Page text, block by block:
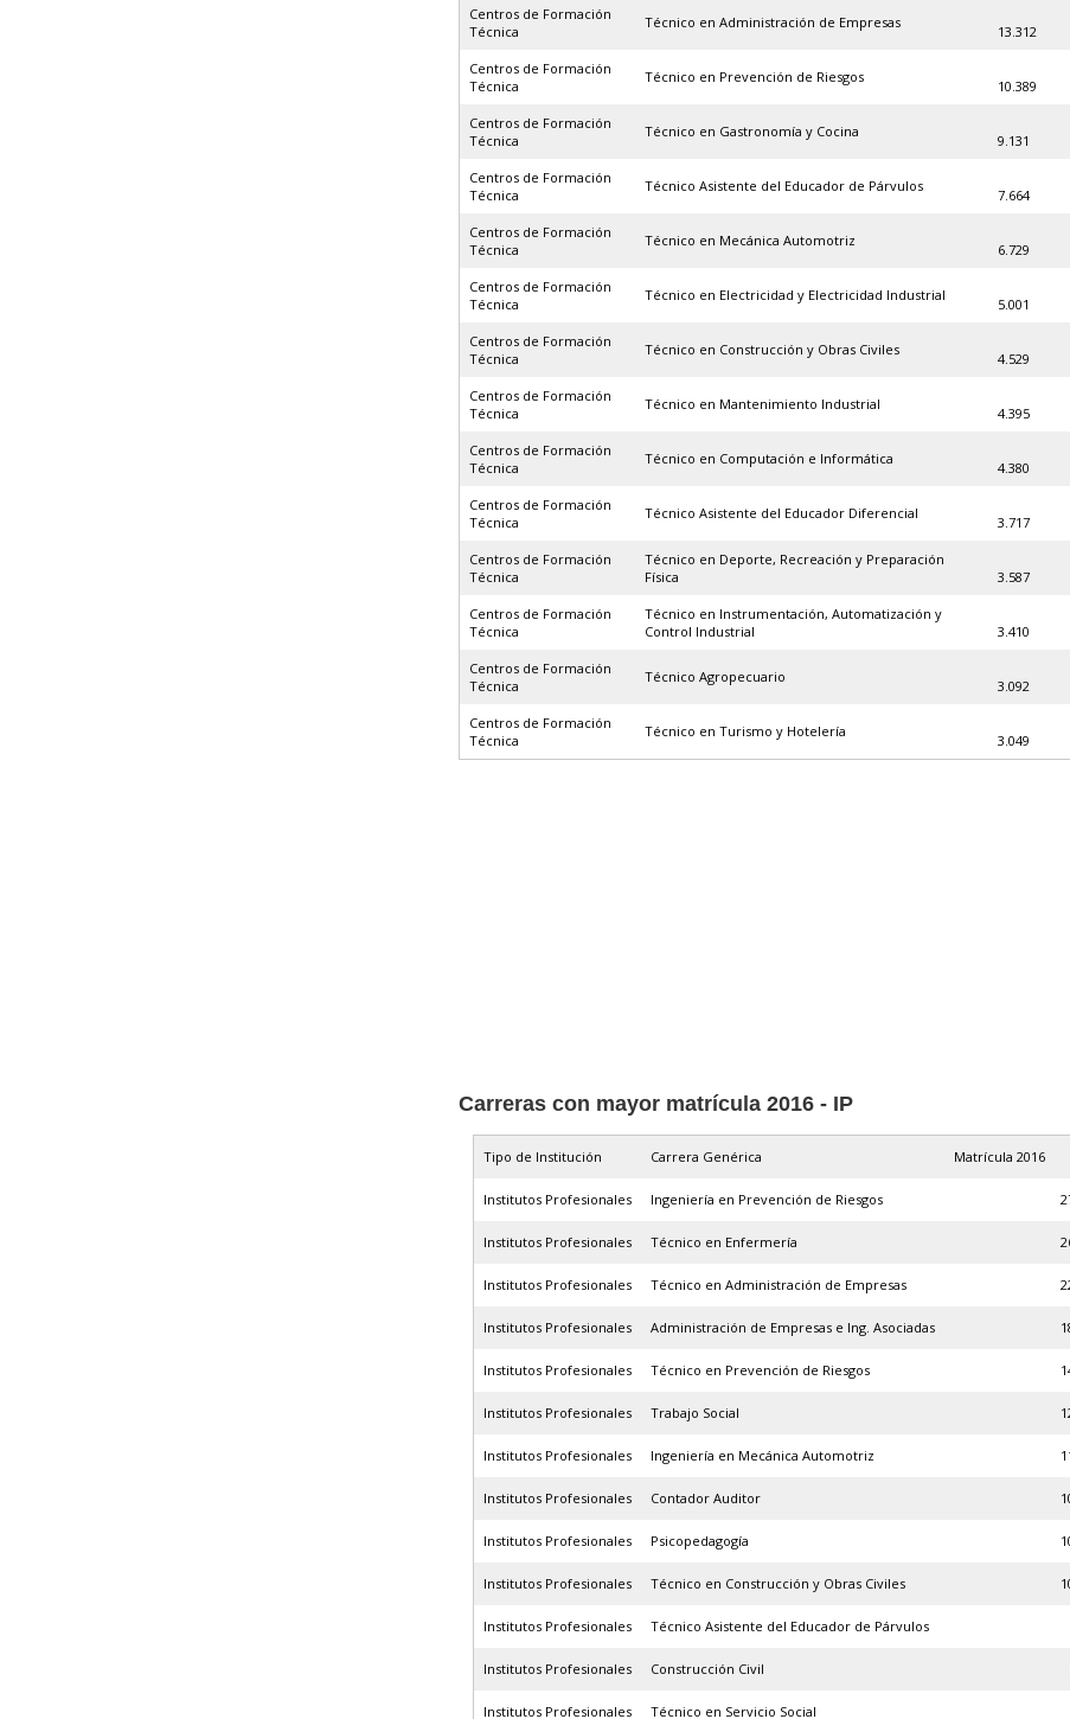
Centros de Formación
Técnica
Técnico en Administración de Empresas
13.312
Centros de Formación
Técnica
Técnico en Prevención de Riesgos
10.389
Centros de Formación
Técnica
Técnico en Gastronomía y Cocina
9.131
Centros de Formación
Técnica
Técnico Asistente del Educador de Párvulos
7.664
Centros de Formación
Técnica
Técnico en Mecánica Automotriz
6.729
Centros de Formación
Técnica
Técnico en Electricidad y Electricidad Industrial
5.001
Centros de Formación
Técnica
Técnico en Construcción y Obras Civiles
4.529
Centros de Formación
Técnica
Técnico en Mantenimiento Industrial
4.395
Centros de Formación
Técnica
Técnico en Computación e Informática
4.380
Centros de Formación
Técnica
Técnico Asistente del Educador Diferencial
3.717
Centros de Formación
Técnica
Técnico en Deporte, Recreación y Preparación
Física
3.587
Centros de Formación
Técnica
Técnico en Instrumentación, Automatización y
Control Industrial
3.410
Centros de Formación
Técnica
Técnico Agropecuario
3.092
Centros de Formación
Técnica
Técnico en Turismo y Hotelería
3.049
Carreras con mayor matrícula 2016 - IP
Tipo de Institución Carrera Genérica Matrícula 2016
Institutos Profesionales Ingeniería en Prevención de Riesgos
Institutos Profesionales Técnico en Enfermería
Institutos Profesionales Técnico en Administración de Empresas
Institutos Profesionales Administración de Empresas e Ing. Asociadas
Institutos Profesionales Técnico en Prevención de Riesgos
Institutos Profesionales Trabajo Social
Institutos Profesionales Ingeniería en Mecánica Automotriz
Institutos Profesionales Contador Auditor
Institutos Profesionales Psicopedagogía
Institutos Profesionales Técnico en Construcción y Obras Civiles
Institutos Profesionales Técnico Asistente del Educador de Párvulos
Institutos Profesionales Construcción Civil
Institutos Profesionales Técnico en Servicio Social